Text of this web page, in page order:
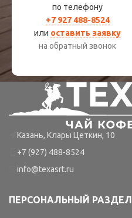
по телефону
+7 927 488-8524
или оставить заявку
на обратный звонок
Казань, Клары Цеткин, 10
+7 (927) 488-8524
info@texasrt.ru
ПЕРСОНАЛЬНЫЙ РАЗДЕЛ